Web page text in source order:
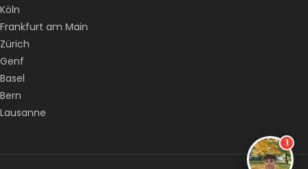
Köln
Frankfurt am Main
Zürich
Genf
Basel
Bern
Lausanne
1